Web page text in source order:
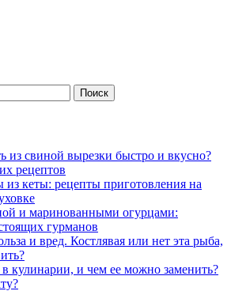
из свиной вырезки быстро и вкусно?
рецептов
из кеты: рецепты приготовления на
и маринованными огурцами:
гурманов
и вред. Костлявая или нет эта рыба,
в кулинарии, и чем ее можно заменить?